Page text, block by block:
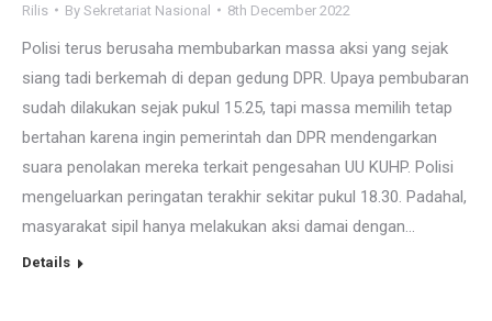
Rilis By Sekretariat Nasional 8th December 2022
Polisi terus berusaha membubarkan massa aksi yang sejak
siang tadi berkemah di depan gedung DPR. Upaya pembubaran
sudah dilakukan sejak pukul 15.25, tapi massa memilih tetap
bertahan karena ingin pemerintah dan DPR mendengarkan
suara penolakan mereka terkait pengesahan UU KUHP. Polisi
mengeluarkan peringatan terakhir sekitar pukul 18.30. Padahal,
masyarakat sipil hanya melakukan aksi damai dengan…
Details